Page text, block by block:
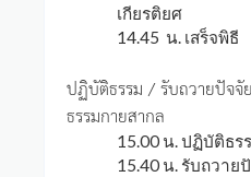
เกียรติยศ
14.45 น. เสร็จพิธี
ปฏิบัติธรรม / รับถวายปัจจั
ธรรมกายสากล
15.00 น. ปฏิบัติธร
15.40 น. รับถวาย